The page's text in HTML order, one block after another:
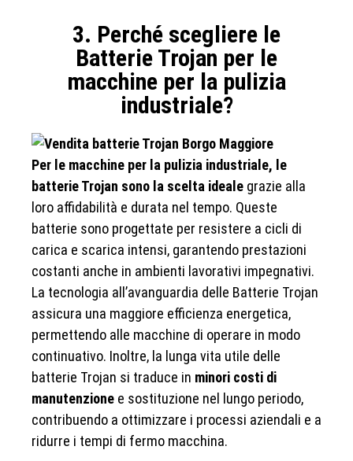
3. Perché scegliere le
Batterie Trojan per le
macchine per la pulizia
industriale?
Per le macchine per la pulizia industriale, le
batterie Trojan sono la scelta ideale grazie alla
loro affidabilità e durata nel tempo. Queste
batterie sono progettate per resistere a cicli di
carica e scarica intensi, garantendo prestazioni
costanti anche in ambienti lavorativi impegnativi.
La tecnologia all’avanguardia delle Batterie Trojan
assicura una maggiore efficienza energetica,
permettendo alle macchine di operare in modo
continuativo. Inoltre, la lunga vita utile delle
batterie Trojan si traduce in minori costi di
manutenzione e sostituzione nel lungo periodo,
contribuendo a ottimizzare i processi aziendali e a
ridurre i tempi di fermo macchina.